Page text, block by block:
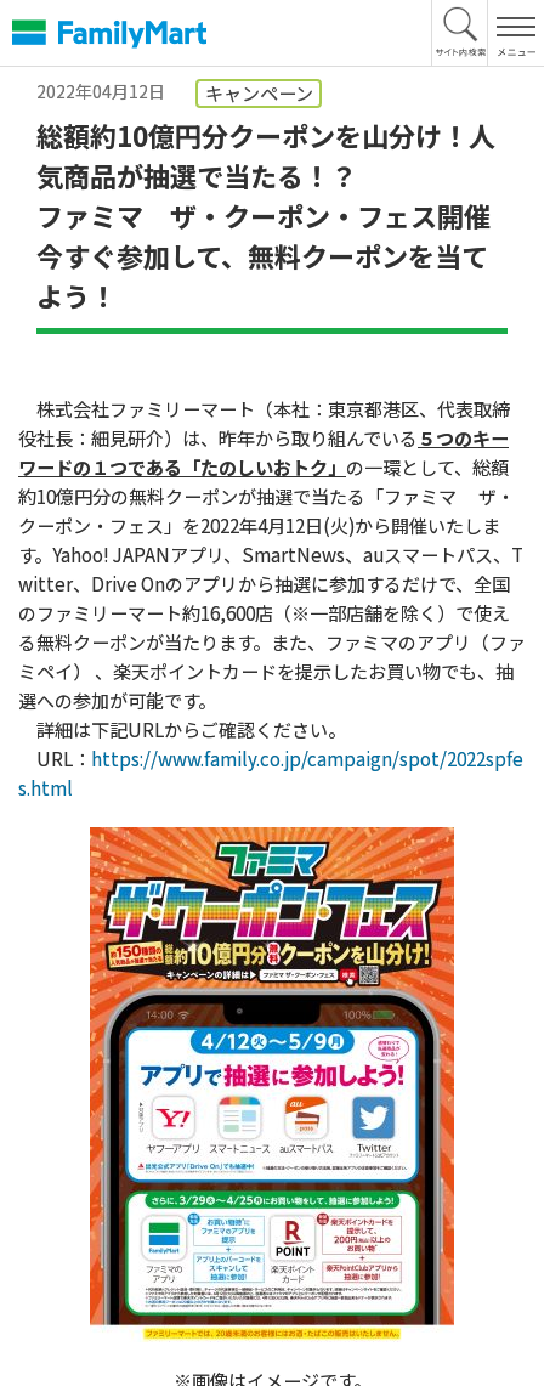
文
へ
2022年04月12日
キャンペーン
総額約10億円分クーポンを山分け！人
気商品が抽選で当たる！？
ファミマ ザ・クーポン・フェス開催
今すぐ参加して、無料クーポンを当て
よう！
株式会社ファミリーマート（本社：東京都港区、代表取締
役社長：細見研介）は、昨年から取り組んでいる ５つのキー
ワードの１つである「たのしいおトク」 の一環として、総額
約10億円分の無料クーポンが抽選で当たる「ファミマ ザ・
クーポン・フェス」を2022年4月12日(火)から開催いたしま
す。Yahoo! JAPANアプリ、SmartNews、auスマートパス、T
witter、Drive Onのアプリから抽選に参加するだけで、全国
のファミリーマート約16,600店（※一部店舗を除く）で使え
る無料クーポンが当たります。また、ファミマのアプリ（ファ
ミペイ） 、楽天ポイントカードを提示したお買い物でも、抽
選への参加が可能です。
詳細は下記URLからご確認ください。
URL： https://www.family.co.jp/campaign/spot/2022spfe
s.html
※画像はイメージです。